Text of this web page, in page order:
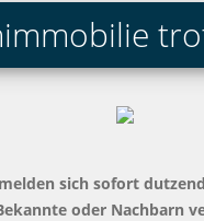
sich sofort
oder Nachbarn